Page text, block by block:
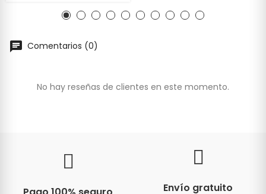
Comentarios (0)
No hay reseñas de clientes en este momento.
Envío gratuito